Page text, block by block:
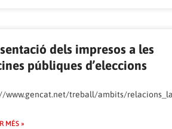
eleccionssindicals/laudes/
dels impresos a les
públiques d’eleccions
www.gencat.net/treball/ambits/
MÉS »